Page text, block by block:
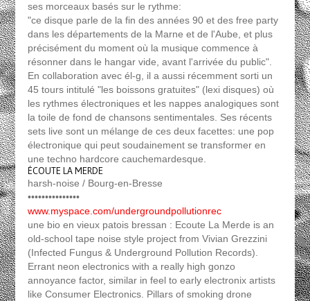
ses morceaux basés sur le rythme:
"ce disque parle de la fin des années 90 et des free party
dans les départements de la Marne et de l'Aube, et plus
précisément du moment où la musique commence à
résonner dans le hangar vide, avant l'arrivée du public".
En collaboration avec él-g, il a aussi récemment sorti un
45 tours intitulé "les boissons gratuites" (lexi disques) où
les rythmes électroniques et les nappes analogiques sont
la toile de fond de chansons sentimentales. Ses récents
sets live sont un mélange de ces deux facettes: une pop
électronique qui peut soudainement se transformer en
une techno hardcore cauchemardesque.
ÉCOUTE LA MERDE
harsh-noise / Bourg-en-Bresse
•••••••••••••••
www.myspace.com/undergroundpollutionrec
une bio en vieux patois bressan : Ecoute La Merde is an
old-school tape noise style project from Vivian Grezzini
(Infected Fungus & Underground Pollution Records).
Errant neon electronics with a really high gonzo
annoyance factor, similar in feel to early electronix artists
like Consumer Electronics. Pillars of smoking drone